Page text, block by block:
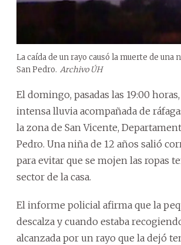
La caída de un rayo causó la muerte de una
San Pedro. Archivo ÚH
El domingo, pasadas las 19:00
intensa lluvia acompañada de
la zona de San Vicente,
Pedro. Una niña de 12 años salió
para evitar que se mojen las ropas
sector de la casa.
El informe policial afirma que la
descalza y cuando estaba
alcanzada por un rayo que la dejó